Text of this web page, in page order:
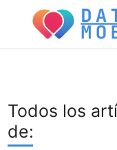
contenido
Todos los
de: